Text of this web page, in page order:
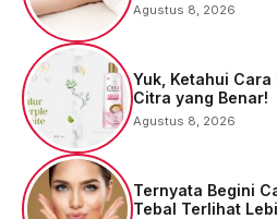
Agustus 8, 2026
Yuk, Ketahui
Citra yang Benar!
Agustus 8, 2026
Ternyata Begini
Tebal Terlihat